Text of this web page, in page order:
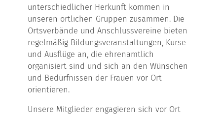
unterschiedlicher Herkunft kommen in
unseren örtlichen Gruppen zusammen. Die
Ortsverbände und Anschlussvereine bieten
regelmäßig Bildungsveranstaltungen, Kurse
und Ausflüge an, die ehrenamtlich
organisiert sind und sich an den Wünschen
und Bedürfnissen der Frauen vor Ort
orientieren.
Unsere Mitglieder engagieren sich vor Ort